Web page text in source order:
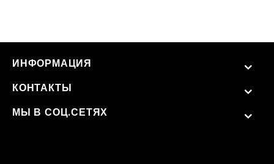
ИНФОРМАЦИЯ
КОНТАКТЫ
МЫ В СОЦ.СЕТЯХ